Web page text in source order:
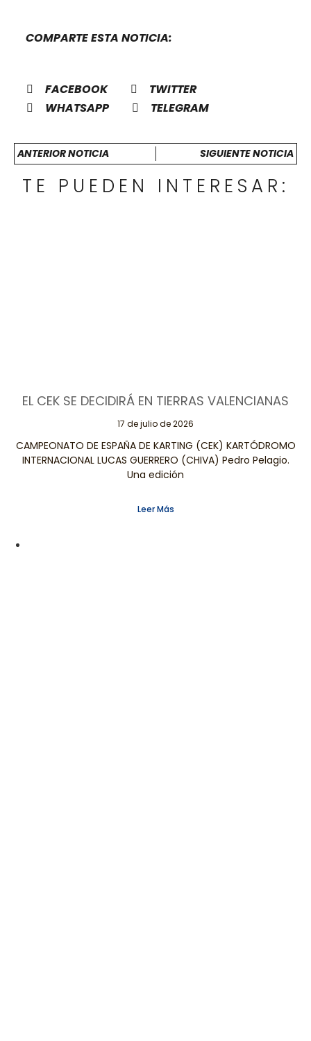
COMPARTE ESTA NOTICIA:
FACEBOOK
TWITTER
WHATSAPP
TELEGRAM
ANTERIOR NOTICIA SIGUIENTE NOTICIA
TE PUEDEN INTERESAR:
EL CEK SE DECIDIRÁ EN TIERRAS VALENCIANAS
17 de julio de 2026
CAMPEONATO DE ESPAÑA DE KARTING (CEK) KARTÓDROMO
INTERNACIONAL LUCAS GUERRERO (CHIVA) Pedro Pelagio.
Una edición
Leer Más